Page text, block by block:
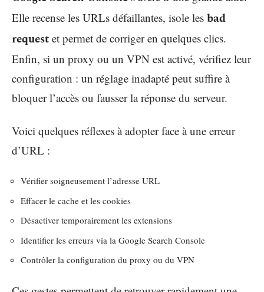
Elle recense les URLs défaillantes, isole les bad
request et permet de corriger en quelques clics.
Enfin, si un proxy ou un VPN est activé, vérifiez leur
configuration : un réglage inadapté peut suffire à
bloquer l’accès ou fausser la réponse du serveur.
Voici quelques réflexes à adopter face à une erreur
d’URL :
Vérifier soigneusement l’adresse URL
Effacer le cache et les cookies
Désactiver temporairement les extensions
Identifier les erreurs via la Google Search Console
Contrôler la configuration du proxy ou du VPN